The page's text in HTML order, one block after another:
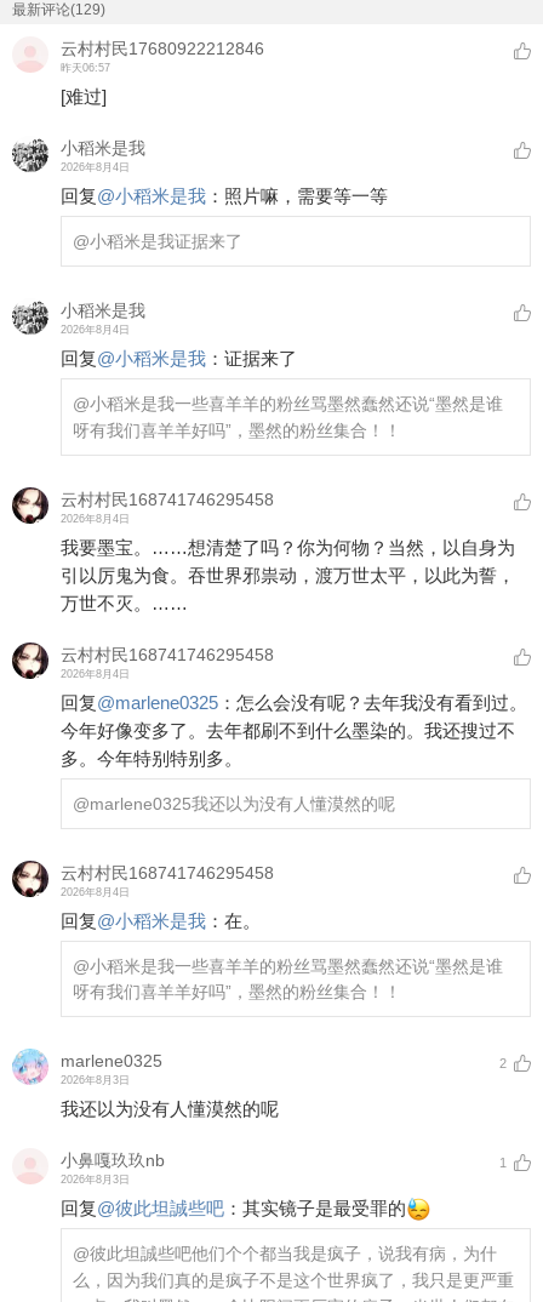
最新评论(129)
云村村民17680922212846
昨天06:57
[难过]
小稻米是我
2026年8月4日
回复@小稻米是我 ： 照片嘛，需要等一等
@小稻米是我证据来了
小稻米是我
2026年8月4日
回复@小稻米是我 ： 证据来了
@小稻米是我一些喜羊羊的粉丝骂墨然蠢然还说“墨然是谁
呀有我们喜羊羊好吗”，墨然的粉丝集合！！
云村村民168741746295458
2026年8月4日
我要墨宝。……想清楚了吗？你为何物？当然，以自身为
引以厉鬼为食。吞世界邪祟动，渡万世太平，以此为誓，
万世不灭。……
云村村民168741746295458
2026年8月4日
回复@marlene0325 ： 怎么会没有呢？去年我没有看到过。
今年好像变多了。去年都刷不到什么墨染的。我还搜过不
多。今年特别特别多。
@marlene0325我还以为没有人懂漠然的呢
云村村民168741746295458
2026年8月4日
回复@小稻米是我 ： 在。
@小稻米是我一些喜羊羊的粉丝骂墨然蠢然还说“墨然是谁
呀有我们喜羊羊好吗”，墨然的粉丝集合！！
marlene0325
2026年8月3日
2
我还以为没有人懂漠然的呢
小鼻嘎玖玖nb
2026年8月3日
1
回复@彼此坦誠些吧 ： 其实镜子是最受罪的
@彼此坦誠些吧他们个个都当我是疯子，说我有病，为什
么，因为我们真的是疯子不是这个世界疯了，我只是更严重